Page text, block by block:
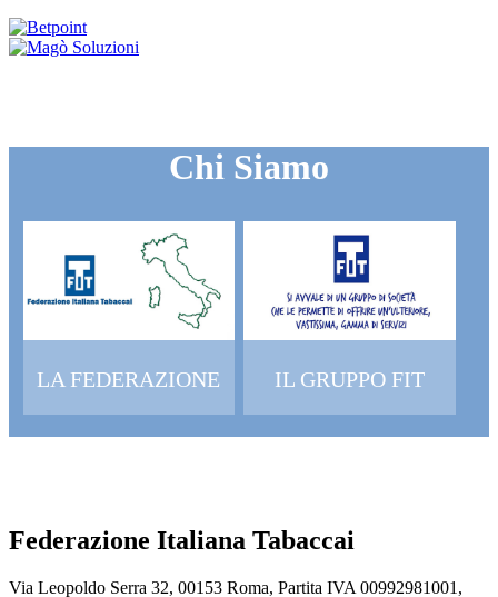
Chi Siamo
LA FEDERAZIONE IL GRUPPO FIT
Federazione Italiana Tabaccai
Via Leopoldo Serra 32, 00153 Roma, Partita IVA 00992981001,